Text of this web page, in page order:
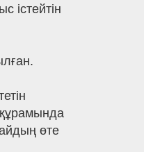
істейтін
өте